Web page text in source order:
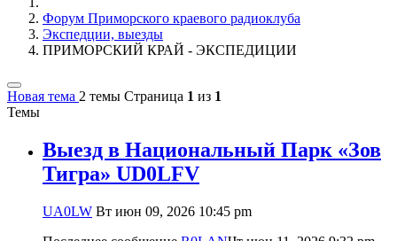
Форум Приморского краевого радиоклуба
Экспедции, выезды
ПРИМОРСКИЙ КРАЙ - ЭКСПЕДИЦИИ
Новая тема 2 темы Страница 1 из 1
Темы
Выезд в Национальный Парк «Зов
Тигра» UD0LFV
UA0LW Вт июн 09, 2026 10:45 pm